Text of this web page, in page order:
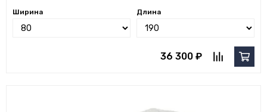
Ширина Длина
36 300 ₽